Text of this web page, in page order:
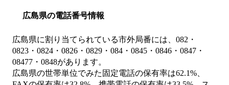
広島県の電話番号情報
広島県に割り当てられている市外局番には、082・
0823・0824・0826・0829・084・0845・0846・0847・
08477・0848があります。
広島県の世帯単位でみた固定電話の保有率は62.1%、